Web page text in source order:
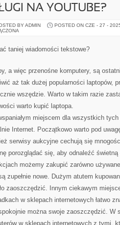
NA YOUTUBE?
BY ADMIN POSTED ON CZE - 27 -
taniej wiadomości tekstowe?
a więc przenośne komputery, są
aż tak dużej popularności laptopów,
wszędzie. Warto w takim razie
warto kupić laptopa.
miejscem dla wszystkich
Internet. Początkowo warto pod
serwisy aukcyjne cechują się
porozglądać się, aby odnaleźć świetną
możemy zakupić zarówno
zupełnie nowe. Dużym atutem
zaoszczędzić. Innym ciekawym
w sklepach internetowych łatwo
można swoje zaoszczędzić. W
w sklepach internetowych z tymi,